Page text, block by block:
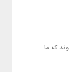
که ما